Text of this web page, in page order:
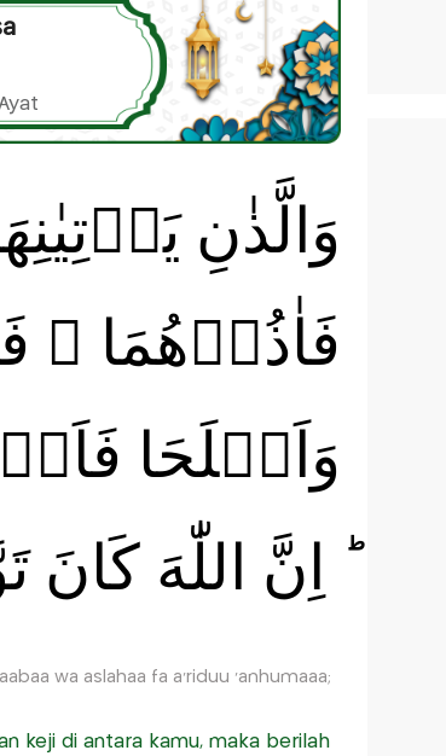
وَالَّذٰنِ
فَاٰذُوۡهُمَا‌
وَاَصۡلَحَا
اِنَّ اللّٰهَ
wa aslahaa fa a'riduu 'anhumaaa;
keji di antara kamu, maka berilah